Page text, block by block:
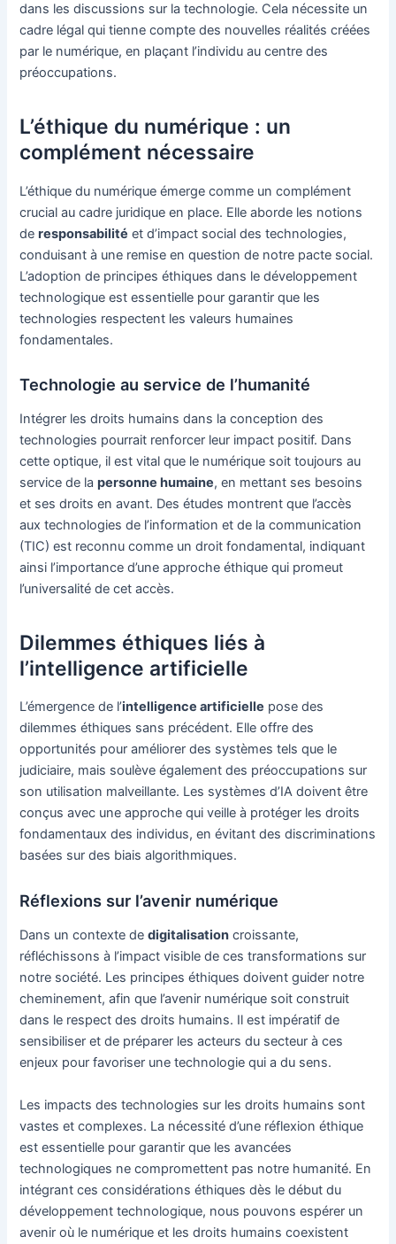
dans les discussions sur la technologie. Cela nécessite un
cadre légal qui tienne compte des nouvelles réalités créées
par le numérique, en plaçant l’individu au centre des
préoccupations.
L’éthique du numérique : un
complément nécessaire
L’éthique du numérique émerge comme un complément
crucial au cadre juridique en place. Elle aborde les notions
deresponsabilité et d’impact social des technologies,
conduisant à une remise en question de notre pacte social.
L’adoption de principes éthiques dans le développement
technologique est essentielle pour garantir que les
technologies respectent les valeurs humaines
fondamentales.
Technologie au service de l’humanité
Intégrer les droits humains dans la conception des
technologies pourrait renforcer leur impact positif. Dans
cette optique, il est vital que le numérique soit toujours au
service de lapersonne humaine, en mettant ses besoins
et ses droits en avant. Des études montrent que l’accès
aux technologies de l’information et de la communication
(TIC) est reconnu comme un droit fondamental, indiquant
ainsi l’importance d’une approche éthique qui promeut
l’universalité de cet accès.
Dilemmes éthiques liés à
l’intelligence artificielle
L’émergence de l’intelligence artificielle pose des
dilemmes éthiques sans précédent. Elle offre des
opportunités pour améliorer des systèmes tels que le
judiciaire, mais soulève également des préoccupations sur
son utilisation malveillante. Les systèmes d’IA doivent être
conçus avec une approche qui veille à protéger les droits
fondamentaux des individus, en évitant des discriminations
basées sur des biais algorithmiques.
Réflexions sur l’avenir numérique
Dans un contexte dedigitalisation croissante,
réfléchissons à l’impact visible de ces transformations sur
notre société. Les principes éthiques doivent guider notre
cheminement, afin que l’avenir numérique soit construit
dans le respect des droits humains. Il est impératif de
sensibiliser et de préparer les acteurs du secteur à ces
enjeux pour favoriser une technologie qui a du sens.
Les impacts des technologies sur les droits humains sont
vastes et complexes. La nécessité d’une réflexion éthique
est essentielle pour garantir que les avancées
technologiques ne compromettent pas notre humanité. En
intégrant ces considérations éthiques dès le début du
développement technologique, nous pouvons espérer un
avenir où le numérique et les droits humains coexistent